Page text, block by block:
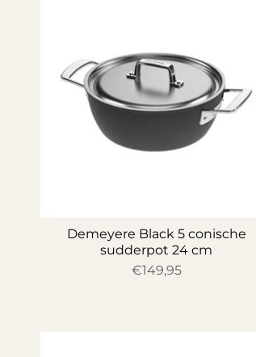
Demeyere Black 5 conische
sudderpot 24 cm
€149,95